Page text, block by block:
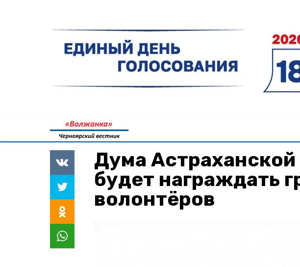
Дума Астраханской
будет награждать
волонтёров